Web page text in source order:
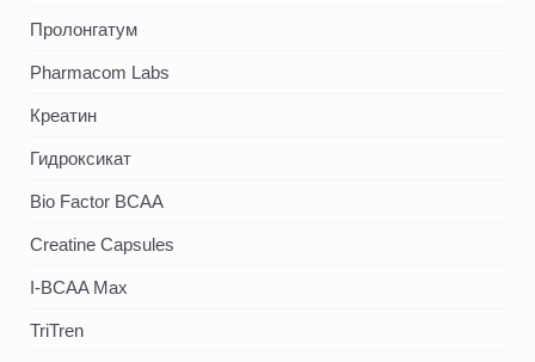
Пролонгатум
Pharmacom Labs
Креатин
Гидроксикат
Bio Factor BCAA
Creatine Capsules
I-BCAA Max
TriTren